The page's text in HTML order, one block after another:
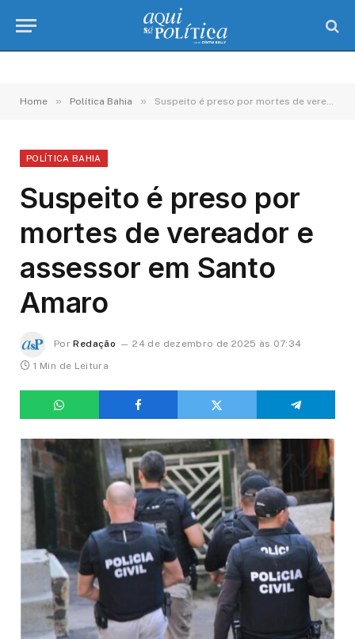
Home » Política Bahia » Suspeito é preso por mortes de vereador e assessor em Santo Amaro
POLÍTICA BAHIA
Suspeito é preso por
mortes de vereador e
assessor em Santo
Amaro
Por Redação
24 de dezembro de 2025 às 07:34
1 Min de Leitura